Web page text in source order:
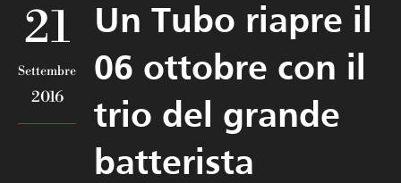
21
Settembre
2016
Un Tubo riapre il
06 ottobre con il
trio del grande
batterista